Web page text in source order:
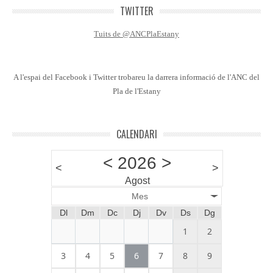
TWITTER
Tuits de @ANCPlaEstany
A l'espai del Facebook i Twitter trobareu la darrera informació de l'ANC del
Pla de l'Estany
CALENDARI
< < 2026 >
Agost
>
Mes
Dl
Dm Dc Dj Dv Ds Dg
1 2
3 4 5 6 7 8 9